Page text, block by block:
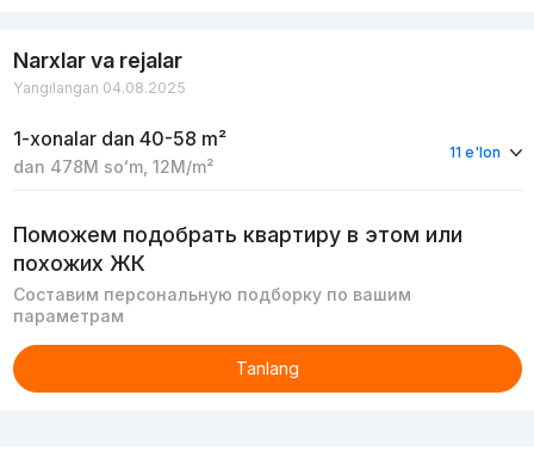
Narxlar va rejalar
Yangilangan 04.08.2025
1-xonalar dan 40-58 m²
dan 478M soʻm, 12M/m²
11 e'lon
Поможем подобрать квартиру в этом или
похожих ЖК
Составим персональную подборку по вашим
параметрам
Tanlang